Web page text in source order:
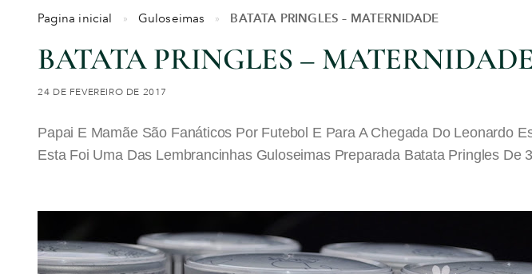
Pagina inicial » Guloseimas » BATATA PRINGLES – MATERNIDADE
BATATA PRINGLES – MATERNIDADE
24 DE FEVEREIRO DE 2017
Papai E Mamãe São Fanáticos Por Futebol E Para A Chegada Do Leonardo
Esta Foi Uma Das Lembrancinhas Guloseimas Preparada Batata Pringles De